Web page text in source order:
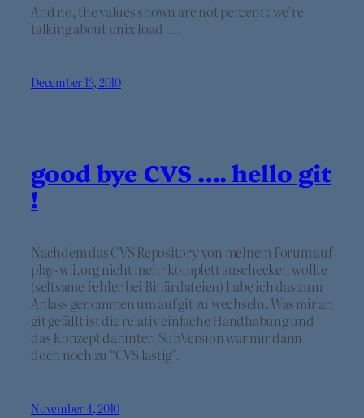
And no, the values shown are not percent : we’re
talking about unix load ….
December 13, 2010
good bye CVS …. hello git
!
Nachdem das CVS Repository von meinem Forum auf
play-wii.org nicht mehr komplett auschecken wollte
(seltsame Fehler bei Binärdateien) habe ich das zum
Anlass genommen um auf git zu wechseln. Was mir an
git gefällt ist die relativ einfache Handhabung und
das Konzept dahinter. SubVersion war mir dann
doch noch zu “CVS lastig”.
November 4, 2010